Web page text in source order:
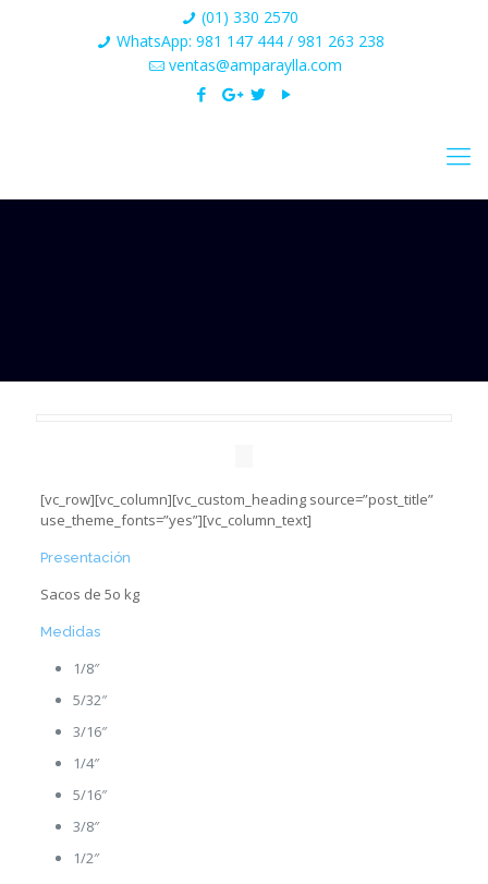
(01) 330 2570
WhatsApp: 981 147 444 / 981 263 238
ventas@amparaylla.com
[vc_row][vc_column][vc_custom_heading source=”post_title”
use_theme_fonts=”yes”][vc_column_text]
Presentación
Sacos de 5o kg
Medidas
1/8″
5/32″
3/16″
1/4″
5/16″
3/8″
1/2″